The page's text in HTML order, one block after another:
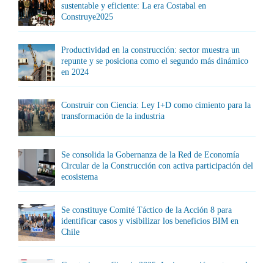
sustentable y eficiente: La era Costabal en
Construye2025
Productividad en la construcción: sector muestra un
repunte y se posiciona como el segundo más dinámico
en 2024
Construir con Ciencia: Ley I+D como cimiento para la
transformación de la industria
Se consolida la Gobernanza de la Red de Economía
Circular de la Construcción con activa participación del
ecosistema
Se constituye Comité Táctico de la Acción 8 para
identificar casos y visibilizar los beneficios BIM en
Chile